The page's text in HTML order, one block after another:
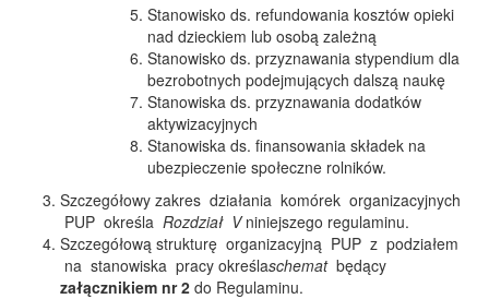
Stanowisko ds. refundowania kosztów opieki
nad dzieckiem lub osobą zależną
Stanowisko ds. przyznawania stypendium dla
bezrobotnych podejmujących dalszą naukę
Stanowiska ds. przyznawania dodatków
aktywizacyjnych
Stanowiska ds. finansowania składek na
ubezpieczenie społeczne rolników.
Szczegółowy zakres działania komórek organizacyjnych
PUP określa Rozdział Vniniejszego regulaminu.
Szczegółową strukturę organizacyjną PUP z podziałem
na stanowiska pracy określaschemat będący
załącznikiem nr 2 do Regulaminu.